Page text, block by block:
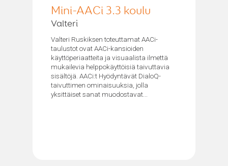
Mini-AACi 3.3 koulu
Valteri
Valteri Ruskiksen toteuttamat AACi-
taulustot ovat AACi-kansioiden
käyttöperiaatteita ja visuaalista ilmettä
mukailevia helppokäyttöisiä taivuttavia
sisältöjä. AACi:t Hyödyntävät DialoQ-
taivuttimen ominaisuuksia, jolla
yksittäiset sanat muodostavat...